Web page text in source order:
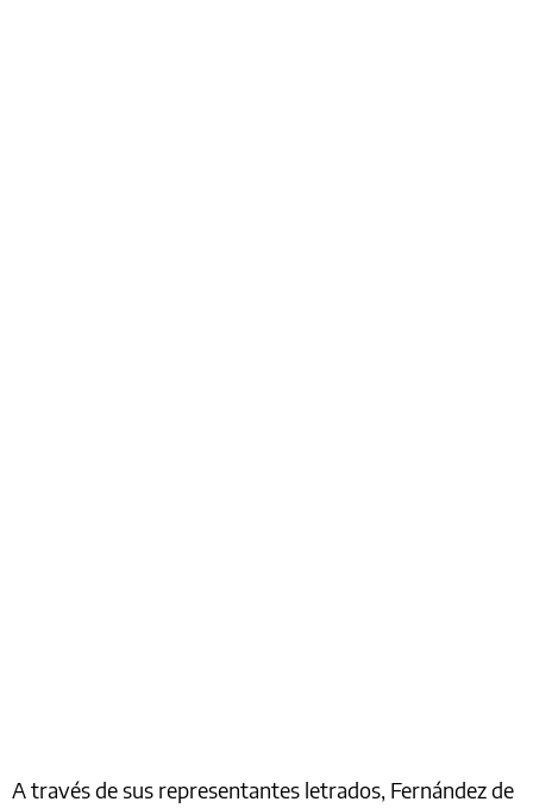
A través de sus representantes letrados, Fernández de